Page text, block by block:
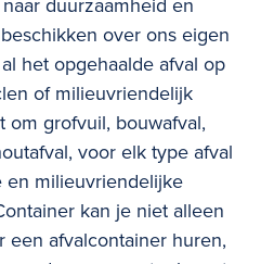
over ons eigen
het opgehaalde afval op
of milieuvriendelijk
om grofvuil, bouwafval,
, voor elk type afval
en milieuvriendelijke
kan je niet alleen
een afvalcontainer huren,